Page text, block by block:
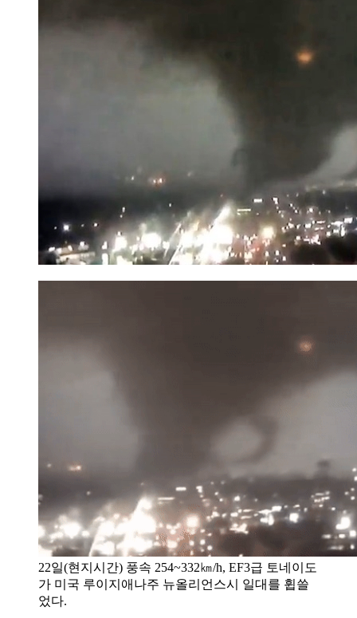
22일(현지시간) 풍속 254~332㎞/h, EF3급 토네이도
가 미국 루이지애나주 뉴올리언스시 일대를 휩쓸
었다.